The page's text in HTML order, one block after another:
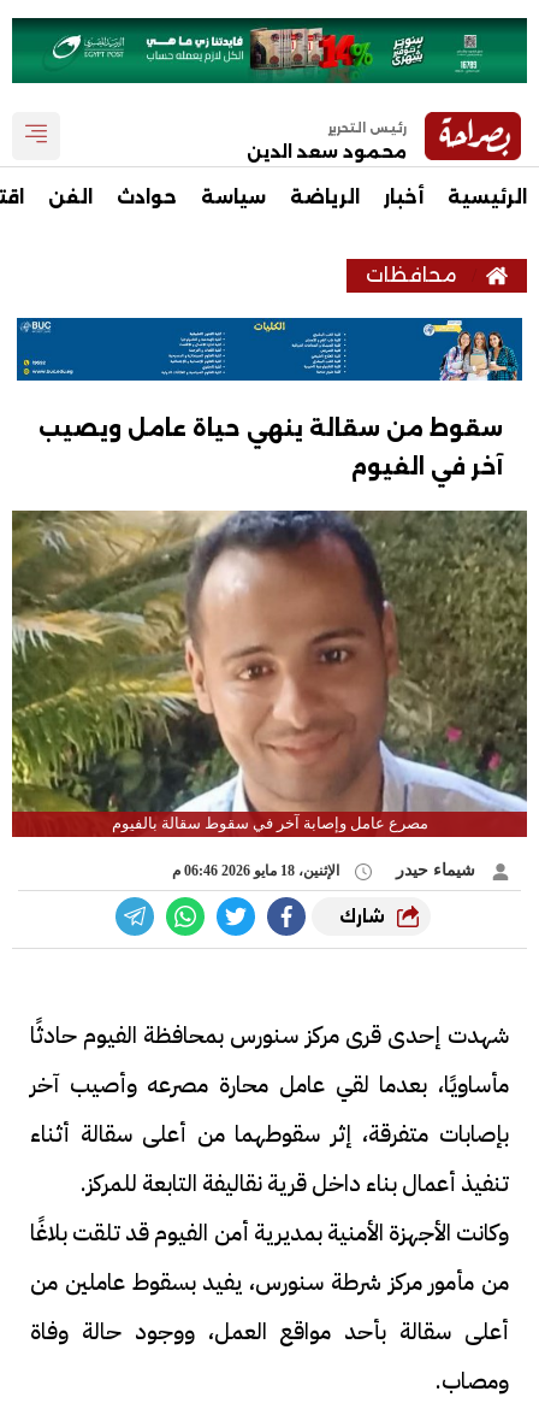
رئيس التحرير
محمود سعد الدين
الرئيسية أخبار الرياضة سياسة حوادث الفن
محافظات
سقوط من سقالة ينهي حياة عامل ويصيب
آخر في الفيوم
مصرع عامل وإصابة آخر في سقوط سقالة بالفيوم
شيماء حيدر الإثنين، 18 مايو 2026 06:46 م
شارك
شهدت إحدى قرى مركز سنورس بمحافظة الفيوم حادثًا
مأساويًا، بعدما لقي عامل محارة مصرعه وأصيب آخر
بإصابات متفرقة، إثر سقوطهما من أعلى سقالة أثناء
تنفيذ أعمال بناء داخل قرية نقاليفة التابعة للمركز.
وكانت الأجهزة الأمنية بمديرية أمن الفيوم قد تلقت بلاغًا
من مأمور مركز شرطة سنورس، يفيد بسقوط عاملين من
أعلى سقالة بأحد مواقع العمل، ووجود حالة وفاة
ومصاب.